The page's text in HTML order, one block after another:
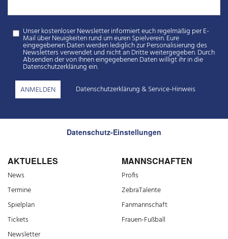
Unser kostenloser Newsletter informiert euch regelmäßig per E-
Mail über Neuigkeiten rund um euren Spielverein. Eure
eingegebenen Daten werden lediglich zur Personalisierung des
Newsletters verwendet und nicht an Dritte weitergegeben. Durch
Absenden der von Ihnen eingegebenen Daten willigt ihr in die
Datenschutzerklärung ein.
Datenschutzerklärung &Service-Hinweis
Datenschutz-Einstellungen
AKTUELLES
News
Termine
Spielplan
Tickets
Newsletter
MANNSCHAFTEN
Profis
ZebraTalente
Fanmannschaft
Frauen-Fußball